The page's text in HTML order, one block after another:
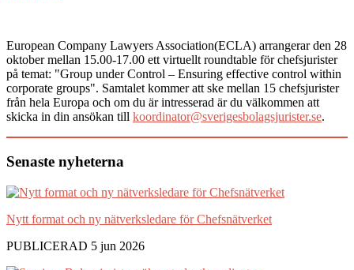
European Company Lawyers Association(ECLA) arrangerar den 28
oktober mellan 15.00-17.00 ett virtuellt roundtable för chefsjurister
på temat: "Group under Control – Ensuring effective control within
corporate groups". Samtalet kommer att ske mellan 15 chefsjurister
från hela Europa och om du är intresserad är du välkommen att
skicka in din ansökan till koordinator@sverigesbolagsjurister.se.
Senaste nyheterna
Nytt format och ny nätverksledare för Chefsnätverket
PUBLICERAD 5 jun 2026